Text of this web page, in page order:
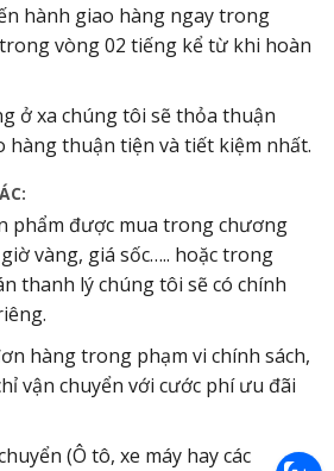
hành giao hàng ngay trong
vòng 02 tiếng kể từ khi hoàn
ở xa chúng tôi sẽ thỏa thuận
hàng thuận tiện và tiết kiệm nhất.
phẩm được mua trong chương
vàng, giá sốc….. hoặc trong
thanh lý chúng tôi sẽ có chính
hàng trong phạm vi chính sách,
vận chuyển với cước phí ưu đãi
(Ô tô, xe máy hay các